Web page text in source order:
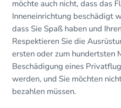
möchte auch nicht, dass das
Inneneinrichtung beschädigt
dass Sie Spaß haben und
Respektieren Sie die
ersten oder zum hundertsten
Beschädigung eines
werden, und Sie möchten
bezahlen müssen.